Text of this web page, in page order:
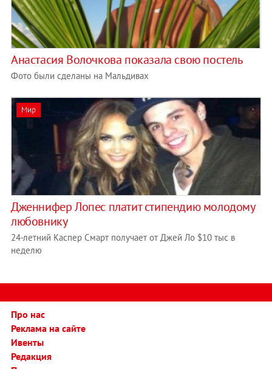
Анастасия Волочкова показала свою постель
Фото были сделаны на Мальдивах
Мир
Дженнифер Лопес платит стипендию молодому
любовнику
24-летний Каспер Смарт получает от Джей Ло $10 тыс в
неделю
Про нас
Реклама на сайте
Ивенты
Редакция